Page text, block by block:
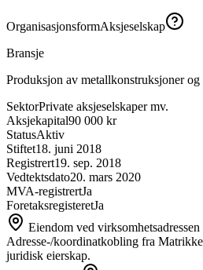
OrganisasjonsformAksjeselskap
Bransje
Produksjon av metallkonstruksjoner og
SektorPrivate aksjeselskaper mv.
Aksjekapital90 000 kr
StatusAktiv
Stiftet18. juni 2018
Registrert19. sep. 2018
Vedtektsdato20. mars 2020
MVA-registrertJa
ForetaksregisteretJa
Eiendom ved virksomhetsadressen
Adresse-/koordinatkobling fra
juridisk eierskap.